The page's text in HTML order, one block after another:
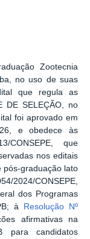
Zootecnia
no uso de suas
que regula as
DE SELEÇÃO, no
foi aprovado em
e obedece às
CONSEPE, que
nos editais
pós-graduação lato
2024/CONSEPE,
dos Programas
à
Resolução Nº
afirmativas na
para candidatos